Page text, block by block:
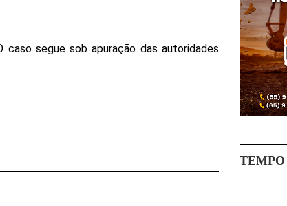
caso segue sob apuração das autoridades
TEMPO